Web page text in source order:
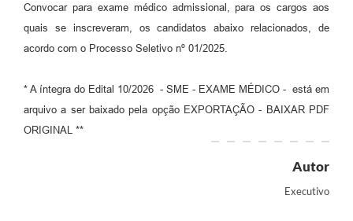
Cemitérios
Carta de Serviços
Galeria de Vídeos
Projetos
Convocar para exame médico admissional, para os cargos aos
quais se inscreveram, os candidatos abaixo relacionados, de
acordo com o Processo Seletivo nº 01/2025.
* A íntegra do Edital 10/2026 - SME - EXAME MÉDICO - está em
arquivo a ser baixado pela opção EXPORTAÇÃO - BAIXAR PDF
ORIGINAL **
Autor
Executivo